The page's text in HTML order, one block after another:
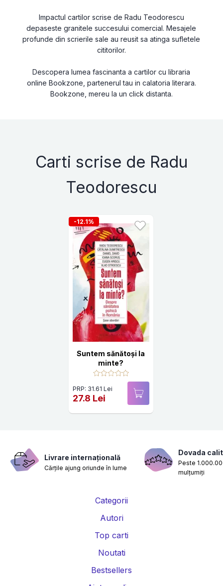
Impactul cartilor scrise de Radu Teodorescu
depaseste granitele succesului comercial. Mesajele
profunde din scrierile sale au reusit sa atinga sufletele
cititorilor.
Descopera lumea fascinanta a cartilor cu libraria
online Bookzone, partenerul tau in calatoria literara.
Bookzone, mereu la un click distanta.
Carti scrise de Radu
Teodorescu
-12.1%
Suntem sănătoși la
minte?
PRP: 31.61 Lei
27.8 Lei
Livrare internațională
Cărțile ajung oriunde în lume
Dovada
Peste
mulțumiți
Categorii
Autori
Top carti
Noutati
Bestsellers